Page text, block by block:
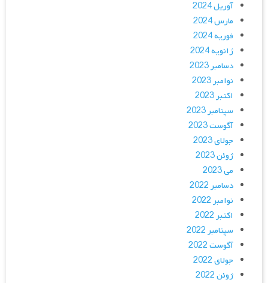
آوریل 2024
مارس 2024
فوریه 2024
ژانویه 2024
دسامبر 2023
نوامبر 2023
اکتبر 2023
سپتامبر 2023
آگوست 2023
جولای 2023
ژوئن 2023
می 2023
دسامبر 2022
نوامبر 2022
اکتبر 2022
سپتامبر 2022
آگوست 2022
جولای 2022
ژوئن 2022